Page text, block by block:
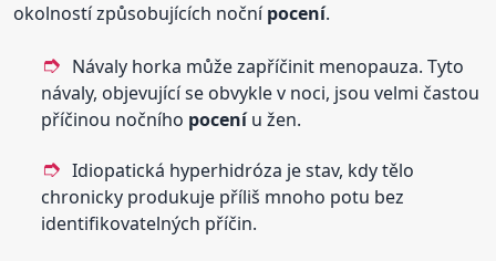
okolností způsobujících nočnípocení.
Návaly horka může zapříčinit menopauza. Tyto
návaly, objevující se obvykle v noci, jsou velmi častou
příčinou nočního poceníu žen.
Idiopatická hyperhidróza je stav, kdy tělo
chronicky produkuje příliš mnoho potu bez
identifikovatelných příčin.